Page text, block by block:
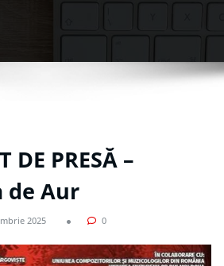
DE PRESĂ –
de Aur
2025 0